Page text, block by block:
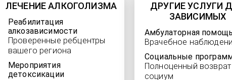
ЛЕЧЕНИЕ АЛКОГОЛИЗМА
Реабилитация
алкозависимости
Проверенные ребцентры
вашего региона
Мероприятия
детоксикации
ДРУГИЕ УСЛУГИ
ЗАВИСИМЫХ
Амбулаторная помощь
Врачебное
Социальные
Полноценный возврат
социум